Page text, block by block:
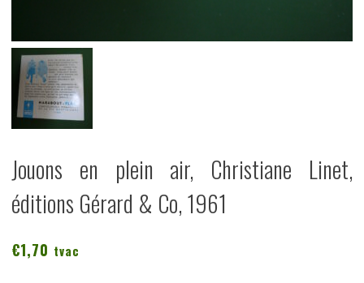
Jouons en plein air, Christiane Linet,
éditions Gérard & Co, 1961
€1,70 tvac